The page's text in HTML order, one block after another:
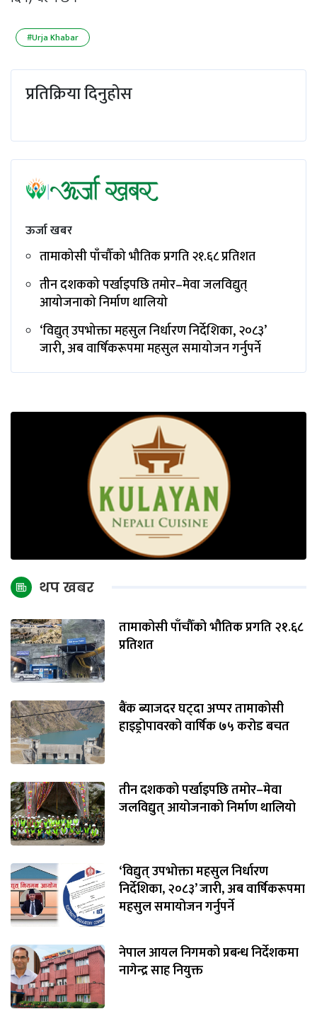
#Urja Khabar
प्रतिक्रिया दिनुहोस
ऊर्जा खबर
तामाकोसी पाँचौँको भौतिक प्रगति २१.६८ प्रतिशत
तीन दशकको पर्खाइपछि तमोर–मेवा जलविद्युत्
आयोजनाको निर्माण थालियो
‘विद्युत् उपभोक्ता महसुल निर्धारण निर्देशिका, २०८३’
जारी, अब वार्षिकरूपमा महसुल समायोजन गर्नुपर्ने
थप खबर
तामाकोसी पाँचौँको भौतिक प्रगति २१.६८
प्रतिशत
बैंक ब्याजदर घट्दा अप्पर तामाकोसी
हाइड्रोपावरको वार्षिक ७५ करोड बचत
तीन दशकको पर्खाइपछि तमोर–मेवा
जलविद्युत् आयोजनाको निर्माण थालियो
‘विद्युत् उपभोक्ता महसुल निर्धारण
निर्देशिका, २०८३’ जारी, अब वार्षिकरूपमा
महसुल समायोजन गर्नुपर्ने
नेपाल आयल निगमको प्रबन्ध निर्देशकमा
नागेन्द्र साह नियुक्त